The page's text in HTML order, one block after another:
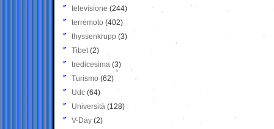
televisione(244)
terremoto (402)
thyssenkrupp (3)
Tibet(2)
tredicesima (3)
Turismo (62)
Udc (64)
Università (128)
V-Day (2)